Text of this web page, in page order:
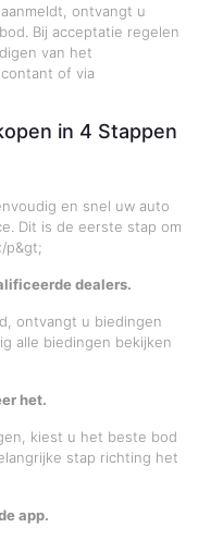
ontvangt u
Bij acceptatie regelen
van het
of via
in 4 Stappen
en snel uw auto
Dit is de eerste stap om
p&gt;
dealers.
ontvangt u biedingen
alle biedingen bekijken
het.
kiest u het beste bod
stap richting het
app.